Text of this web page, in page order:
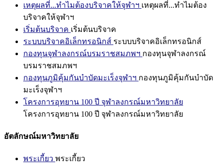
เหตุผลที่...ทำไมต้องบริจาคให้จุฬาฯ เหตุผลที่...ทำไมต้อง
บริจาคให้จุฬาฯ
เริ่มต้นบริจาค เริ่มต้นบริจาค
ระบบบริจาคอิเล็กทรอนิกส์ ระบบบริจาคอิเล็กทรอนิกส์
กองทุนจุฬาลงกรณ์บรมราชสมภพฯ กองทุนจุฬาลงกรณ์
บรมราชสมภพฯ
กองทุนภูมิคุ้มกันบำบัดมะเร็งจุฬาฯ กองทุนภูมิคุ้มกันบำบัด
มะเร็งจุฬาฯ
โครงการอุทยาน 100 ปี จุฬาลงกรณ์มหาวิทยาลัย
โครงการอุทยาน 100 ปี จุฬาลงกรณ์มหาวิทยาลัย
อัตลักษณ์มหาวิทยาลัย
พระเกี้ยว พระเกี้ยว